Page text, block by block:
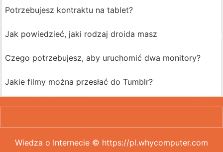
Potrzebujesz kontraktu na tablet?
Jak powiedzieć, jaki rodzaj droida masz
Czego potrzebujesz, aby uruchomić dwa monitory?
Jakie filmy można przesłać do Tumblr?
Wiedza o Internecie © https://pl.whycomputer.com